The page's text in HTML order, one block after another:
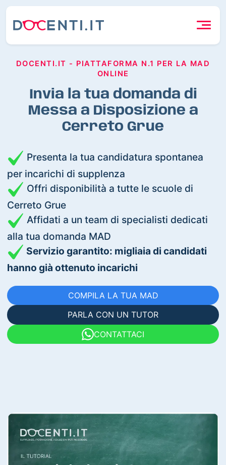
DOCENTI.IT - PIATTAFORMA N.1 PER LA MAD
ONLINE
Invia la tua domanda di
Messa a Disposizione a
Cerreto Grue
Presenta la tua candidatura spontanea
per incarichi di supplenza
Offri disponibilità a tutte le scuole di
Cerreto Grue
Affidati a un team di specialisti dedicati
alla tua domanda MAD
Servizio garantito: migliaia di candidati
hanno già ottenuto incarichi
COMPILA LA TUA MAD
PARLA CON UN TUTOR
CONTATTACI